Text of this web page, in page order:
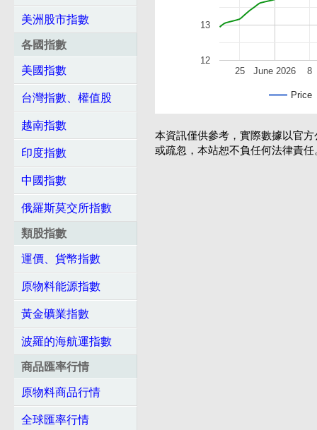
美洲股市指數
各國指數
美國指數
台灣指數、權值股
越南指數
印度指數
中國指數
俄羅斯莫交所指數
類股指數
運價、貨幣指數
原物料能源指數
黃金礦業指數
波羅的海航運指數
商品匯率行情
原物料商品行情
全球匯率行情
Price
June 2026
25 8
12
13
本資訊僅供參考，實際數據以官
或疏忽，本站恕不負任何法律責任